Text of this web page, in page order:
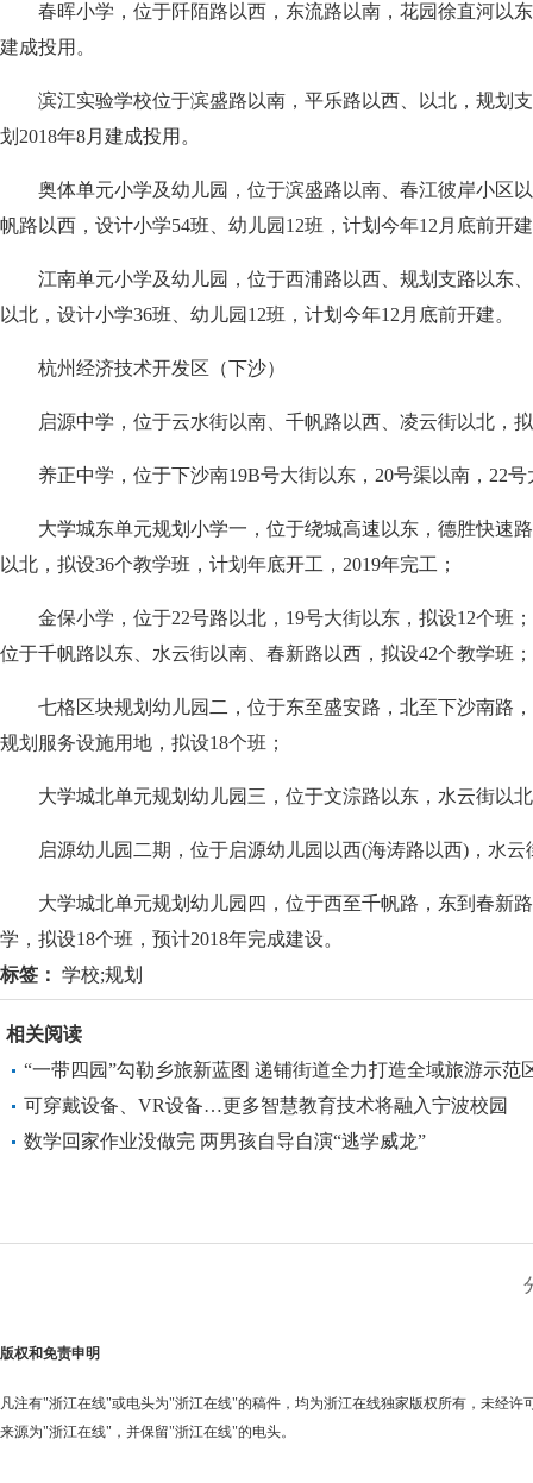
春晖小学，位于阡陌路以西，东流路以南，花园徐直河以东
建成投用。
滨江实验学校位于滨盛路以南，平乐路以西、以北，规划支
划2018年8月建成投用。
奥体单元小学及幼儿园，位于滨盛路以南、春江彼岸小区以
帆路以西，设计小学54班、幼儿园12班，计划今年12月底前开
江南单元小学及幼儿园，位于西浦路以西、规划支路以东、
以北，设计小学36班、幼儿园12班，计划今年12月底前开建。
杭州经济技术开发区（下沙）
启源中学，位于云水街以南、千帆路以西、凌云街以北，拟
养正中学，位于下沙南19B号大街以东，20号渠以南，22号
大学城东单元规划小学一，位于绕城高速以东，德胜快速路
以北，拟设36个教学班，计划年底开工，2019年完工；
金保小学，位于22号路以北，19号大街以东，拟设12个班
位于千帆路以东、水云街以南、春新路以西，拟设42个教学班；
七格区块规划幼儿园二，位于东至盛安路，北至下沙南路，
规划服务设施用地，拟设18个班；
大学城北单元规划幼儿园三，位于文淙路以东，水云街以北
启源幼儿园二期，位于启源幼儿园以西(海涛路以西)，水云
大学城北单元规划幼儿园四，位于西至千帆路，东到春新路
学，拟设18个班，预计2018年完成建设。
标签： 学校;规划
相关阅读
“一带四园”勾勒乡旅新蓝图 递铺街道全力打造全域旅游示范
可穿戴设备、VR设备…更多智慧教育技术将融入宁波校园
数学回家作业没做完 两男孩自导自演“逃学威龙”
版权和免责申明
凡注有"浙江在线"或电头为"浙江在线"的稿件，均为浙江在线独家版权所有，未经许
来源为"浙江在线"，并保留"浙江在线"的电头。